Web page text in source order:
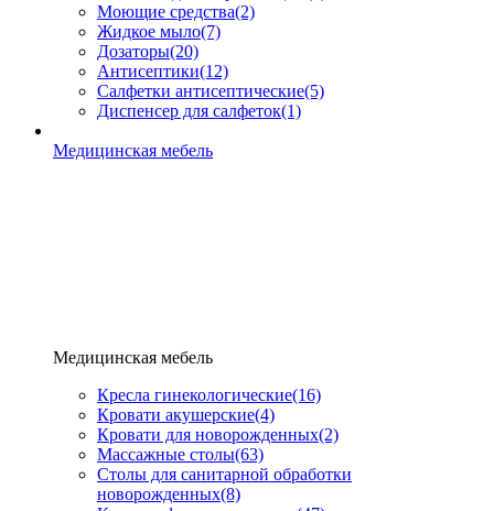
Моющие средства(2)
Жидкое мыло(7)
Дозаторы(20)
Антисептики(12)
Салфетки антисептические(5)
Диспенсер для салфеток(1)
Медицинская мебель
Медицинская мебель
Кресла гинекологические(16)
Кровати акушерские(4)
Кровати для новорожденных(2)
Массажные столы(63)
Столы для санитарной обработки
новорожденных(8)